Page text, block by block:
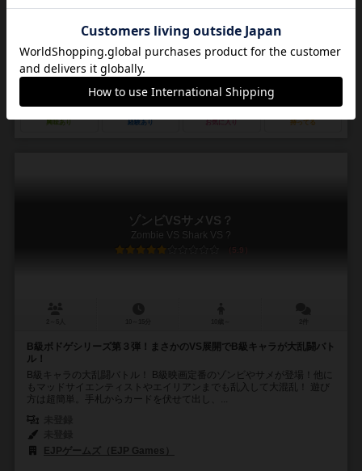
リチャード・ラウニウス（Richard Launius）
ジェイソンマックス
ライアンジェームズアート（RyanJamesArt）
グレイフォックスゲームズ（Grey Fox Games）
興味あり 経験あり お気に入り 持ってる
ゾンビVSサメVS？
Zombie VS Shark VS ?
5.9
B級ボドゲシリーズ第３弾！まさかのVS展開でB級キャラが大乱闘バト
ル！
B級キャラの大乱闘バトル！ B級映画定番のゾンビやサメが登場！他に
もマッドサイエンティストやエイリアンまでも乱入して大混乱！ 遊び
方は超簡単。手札からカードを伏せて出し、...
EJPゲームズ（EJP Games）